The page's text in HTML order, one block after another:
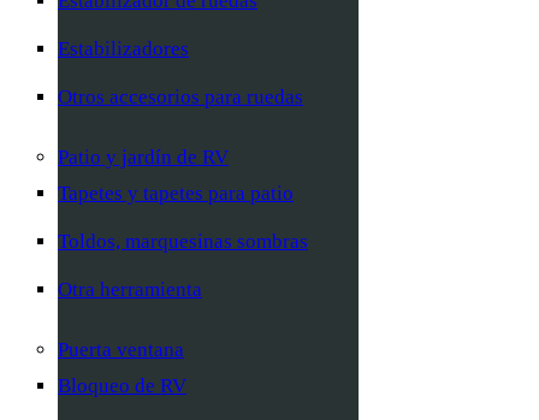
Estabilizadores
Otros accesorios para ruedas
Patio y jardín de RV
Tapetes y tapetes para patio
Toldos, marquesinas sombras
Otra herramienta
Puerta ventana
Bloqueo de RV